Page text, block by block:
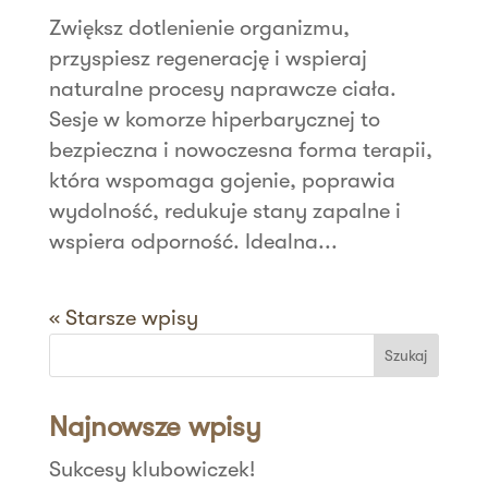
Zwiększ dotlenienie organizmu,
przyspiesz regenerację i wspieraj
naturalne procesy naprawcze ciała.
Sesje w komorze hiperbarycznej to
bezpieczna i nowoczesna forma terapii,
która wspomaga gojenie, poprawia
wydolność, redukuje stany zapalne i
wspiera odporność. Idealna...
« Starsze wpisy
Szukaj
Najnowsze wpisy
Sukcesy klubowiczek!